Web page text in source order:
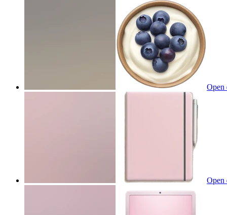
Open
Open